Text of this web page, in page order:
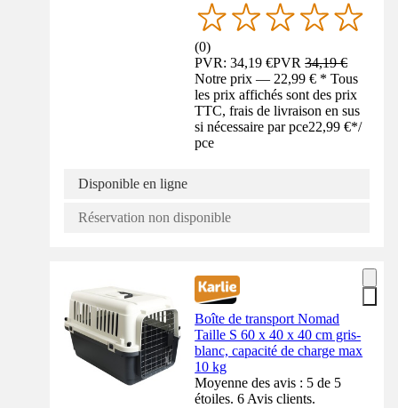
(0)
PVR: 34,19 €PVR34,19 €
Notre prix — 22,99 € * Tous
les prix affichés sont des prix
TTC, frais de livraison en sus
si nécessaire par pce22,99 €*/
pce
Disponible en ligne
Réservation non disponible
Boîte de transport Nomad
Taille S 60 x 40 x 40 cm gris-
blanc, capacité de charge max
10 kg
Moyenne des avis : 5 de 5
étoiles. 6 Avis clients.